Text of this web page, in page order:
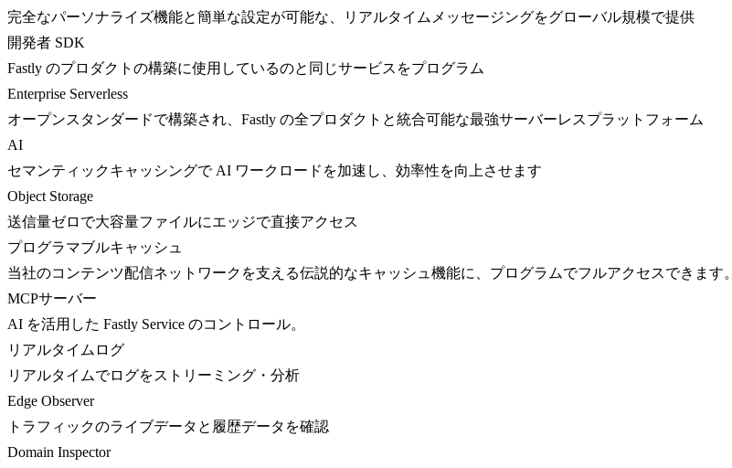
完全なパーソナライズ機能と簡単な設定が可能な、リアルタイムメッセージングをグローバル規模で提供
開発者 SDK
Fastly のプロダクトの構築に使用しているのと同じサービスをプログラム
Enterprise Serverless
オープンスタンダードで構築され、Fastly の全プロダクトと統合可能な最強サーバーレスプラットフォーム
AI
セマンティックキャッシングで AI ワークロードを加速し、効率性を向上させます
Object Storage
送信量ゼロで大容量ファイルにエッジで直接アクセス
プログラマブルキャッシュ
当社のコンテンツ配信ネットワークを支える伝説的なキャッシュ機能に、プログラムでフルアクセスできます。
MCPサーバー
AI を活用した Fastly Service のコントロール。
リアルタイムログ
リアルタイムでログをストリーミング・分析
Edge Observer
トラフィックのライブデータと履歴データを確認
Domain Inspector